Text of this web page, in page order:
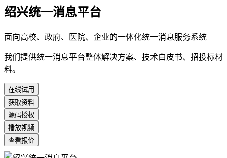
绍兴统一消息平台
面向高校、政府、医院、企业的一体化统一消息服务系统
我们提供统一消息平台整体解决方案、技术白皮书、招投标材
料。
在线试用
获取资料
源码授权
播放视频
查看报价